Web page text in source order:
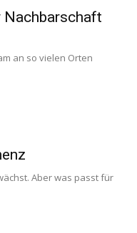
Nachbarschaft
an so vielen Orten
Aber was passt für